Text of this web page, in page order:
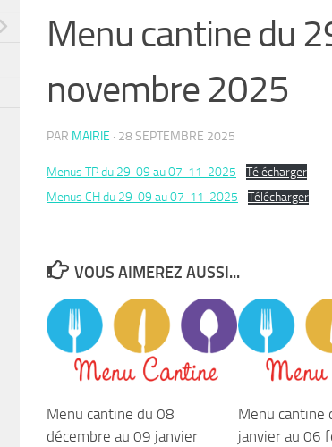
Menu cantine du
novembre 2025
PAR MAIRIE · 28 SEPTEMBRE 2025
Menus TP du 29-09 au 07-11-2025
Télécharger
Menus CH du 29-09 au 07-11-2025
Télécharger
VOUS AIMEREZ AUSSI...
Menu cantine du 08
décembre au 09 janvier
Menu cantine
janvier au 06